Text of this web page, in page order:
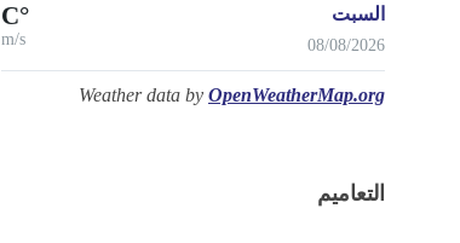
السبت
08/08/2026
°C
m/s
Weather data by OpenWeatherMap.org
التعاميم